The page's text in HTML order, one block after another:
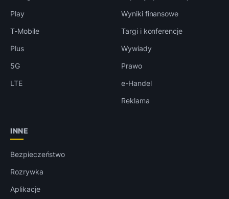
Play
T-Mobile
Plus
5G
LTE
Wyniki finansowe
Targi i konferencje
Wywiady
Prawo
e-Handel
Reklama
INNE
Bezpieczeństwo
Rozrywka
Aplikacje